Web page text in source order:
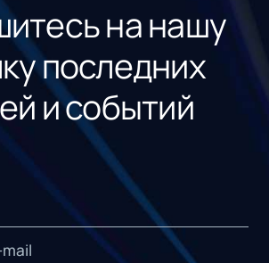
на нашу
последних
и событий